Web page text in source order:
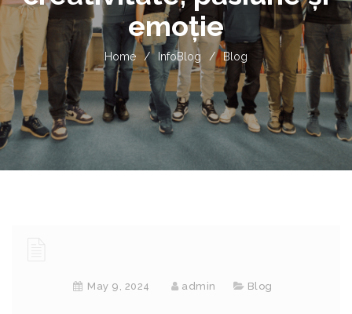
emoție
Home / InfoBlog / Blog
May 9, 2024 admin Blog